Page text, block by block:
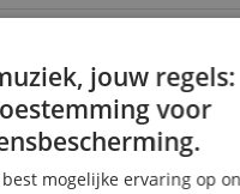
Nein
Rechtshändig
Okoume
jouw regels:
voor
mogelijke ervaring op